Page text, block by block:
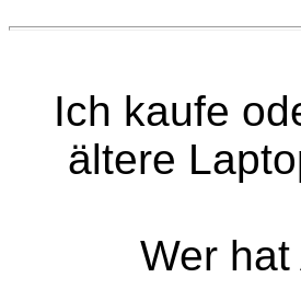
Ich kaufe
ältere
Wer